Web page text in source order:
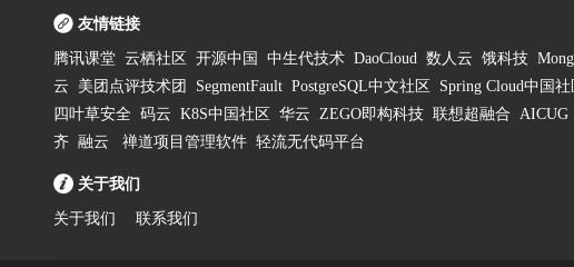
友情链接
腾讯课堂 云栖社区 开源中国 中生代技术 DaoCloud 数人云 饿科技
云
美团点评技术团 SegmentFault PostgreSQL中文社区 Spring Cloud中国社
四叶草安全 码云 K8S中国社区 华云 ZEGO即构科技 联想超融合 AICUG
齐 融云 禅道项目管理软件 轻流无代码平台
关于我们
关于我们 联系我们